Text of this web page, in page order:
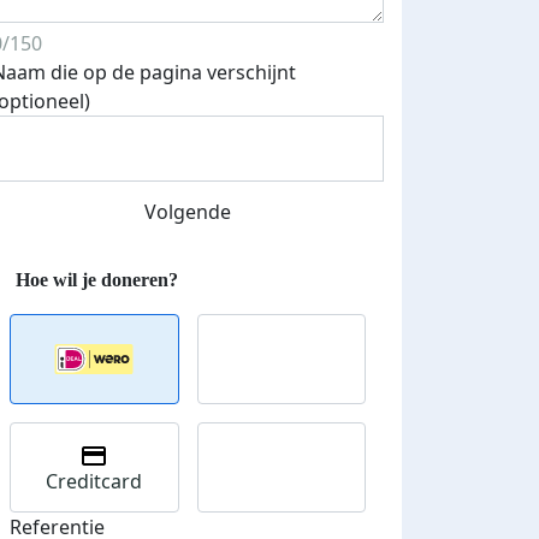
150
die op de pagina verschijnt
Volgende
Creditcard
Referentie